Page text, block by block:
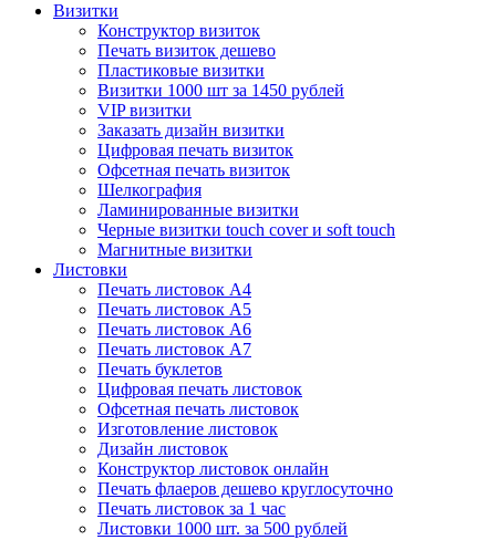
Визитки
Конструктор визиток
Печать визиток дешево
Пластиковые визитки
Визитки 1000 шт за 1450 рублей
VIP визитки
Заказать дизайн визитки
Цифровая печать визиток
Офсетная печать визиток
Шелкография
Ламинированные визитки
Черные визитки touch cover и soft touch
Магнитные визитки
Листовки
Печать листовок А4
Печать листовок А5
Печать листовок А6
Печать листовок А7
Печать буклетов
Цифровая печать листовок
Офсетная печать листовок
Изготовление листовок
Дизайн листовок
Конструктор листовок онлайн
Печать флаеров дешево круглосуточно
Печать листовок за 1 час
Листовки 1000 шт. за 500 рублей